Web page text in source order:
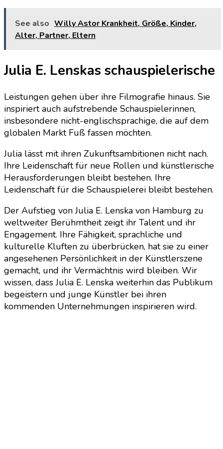
See also Willy Astor Krankheit, Größe, Kinder,
Alter, Partner, Eltern
Julia E. Lenskas schauspielerische
Leistungen gehen über ihre Filmografie hinaus. Sie
inspiriert auch aufstrebende Schauspielerinnen,
insbesondere nicht-englischsprachige, die auf dem
globalen Markt Fuß fassen möchten.
Julia lässt mit ihren Zukunftsambitionen nicht nach.
Ihre Leidenschaft für neue Rollen und künstlerische
Herausforderungen bleibt bestehen. Ihre
Leidenschaft für die Schauspielerei bleibt bestehen.
Der Aufstieg von Julia E. Lenska von Hamburg zu
weltweiter Berühmtheit zeigt ihr Talent und ihr
Engagement. Ihre Fähigkeit, sprachliche und
kulturelle Kluften zu überbrücken, hat sie zu einer
angesehenen Persönlichkeit in der Künstlerszene
gemacht, und ihr Vermächtnis wird bleiben. Wir
wissen, dass Julia E. Lenska weiterhin das Publikum
begeistern und junge Künstler bei ihren
kommenden Unternehmungen inspirieren wird.